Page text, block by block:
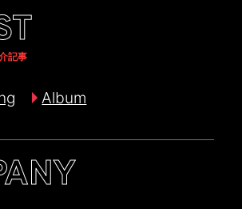
記事
Album